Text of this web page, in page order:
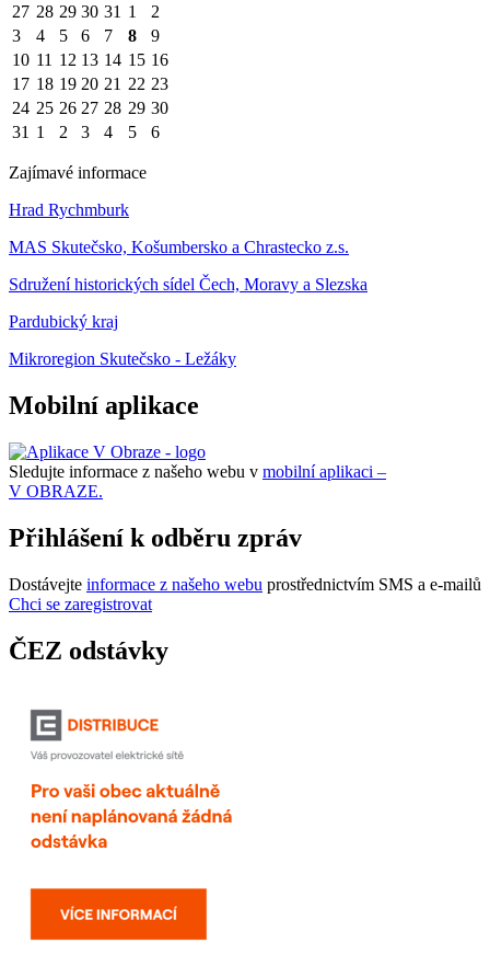
27 28 29 30 31 1
2
3
4 5 6 7 8
9
10 11 12 13 14 15 16
17 18 19 20 21 22 23
24 25 26 27 28 29 30
31 1 2 3 4 5 6
Zajímavé informace
Hrad Rychmburk
MAS Skutečsko, Košumbersko a Chrastecko z.s.
Sdružení historických sídel Čech, Moravy a Slezska
Pardubický kraj
Mikroregion Skutečsko - Ležáky
Mobilní aplikace
Sledujte informace z našeho webu v mobilní aplikaci –
V OBRAZE.
Přihlášení k odběru zpráv
Dostávejte informace z našeho webu prostřednictvím SMS a e-mailů
Chci se zaregistrovat
ČEZ odstávky